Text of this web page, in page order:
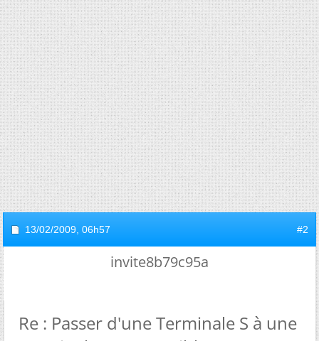
13/02/2009, 06h57 #2
invite8b79c95a
Re : Passer d'une Terminale S à une